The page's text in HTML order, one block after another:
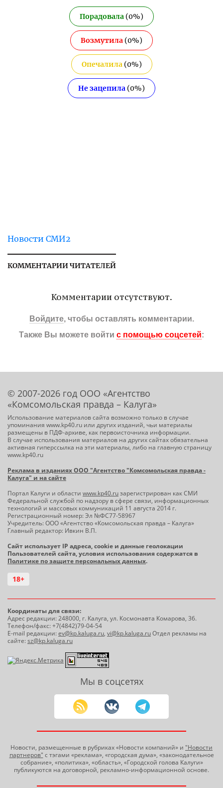
Порадовала (0%)
Возмутила (0%)
Опечалила(0%)
Не зацепила (0%)
Новости СМИ2
КОММЕНТАРИИ ЧИТАТЕЛЕЙ
Комментарии отсутствуют.
Войдите, чтобы оставлять комментарии.
Также Вы можете войти с помощью соцсетей:
© 2007-2026 год ООО «Агентство
«Комсомольская правда – Калуга»
Использование материалов сайта возможно только в случае
упоминания www.kp40.ru или других изданий, чьи материалы
размещены в ПДФ-архиве, как первоисточника информации.
В случае использования материалов на других сайтах обязательна
активная гиперссылка на эти материалы, либо на главную страницу
www.kp40.ru
Реклама в изданиях ООО "Агентство "Комсомольская правда -
Калуга" и на сайте
Портал Калуги и области www.kp40.ruзарегистрирован как СМИ
Федеральной службой по надзору в сфере связи, информационных
технологий и массовых коммуникаций 11 августа 2014 г.
Регистрационный номер: Эл №ФС77-58967
Учредитель: ООО «Агентство «Комсомольская правда – Калуга»
Главный редактор: Ивкин В.П.
Сайт использует IP адреса, cookie и данные геолокации
Пользователей сайта, условия использования содержатся в
Политике по защите персональных данных.
18+
Координаты для связи:
Адрес редакции: 248000, г. Калуга, ул. Космонавта Комарова, 36.
Телефон/факс: +7(4842)79-04-54
E-mail редакции:ev@kp.kaluga.ru, vi@kp.kaluga.ruОтдел рекламы на
сайте:sz@kp.kaluga.ru
Мы в соцсетях
Новости, размещенные в рубриках «Новости компаний» и "Новости
партнеров" с тэгами «реклама», «городская дума», «законодательное
собрание», «политика», «область», «Городской голова Калуги»
публикуются на договорной, рекламно-информационной основе.